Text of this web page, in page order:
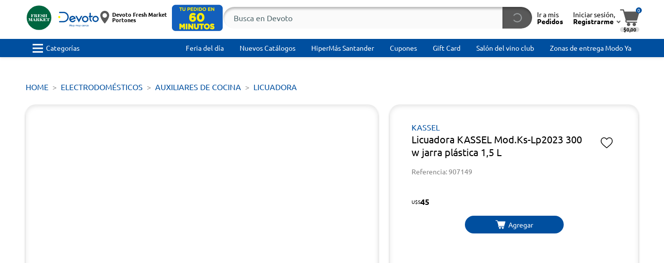
Devoto Fresh Market
Portones
Ir a mis
Pedidos
Iniciar sesión,
Registrarme
0
$0,00
Categorías Feria del día Nuevos Catálogos HiperMás Santander Cupones Gift Card Salón del vino club Zonas de entrega Modo Ya
HOME ELECTRODOMÉSTICOS AUXILIARES DE COCINA LICUADORA
KASSEL
Licuadora KASSEL Mod.Ks-Lp2023 300
w jarra plástica 1,5 L
Referencia: 907149
U$S45
Agregar